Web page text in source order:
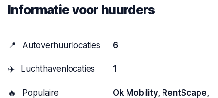
Informatie voor huurders
📍 Autoverhuurlocaties 6
✈️ Luchthavenlocaties 1
🔥
Populaire
Ok Mobility, RentScape,